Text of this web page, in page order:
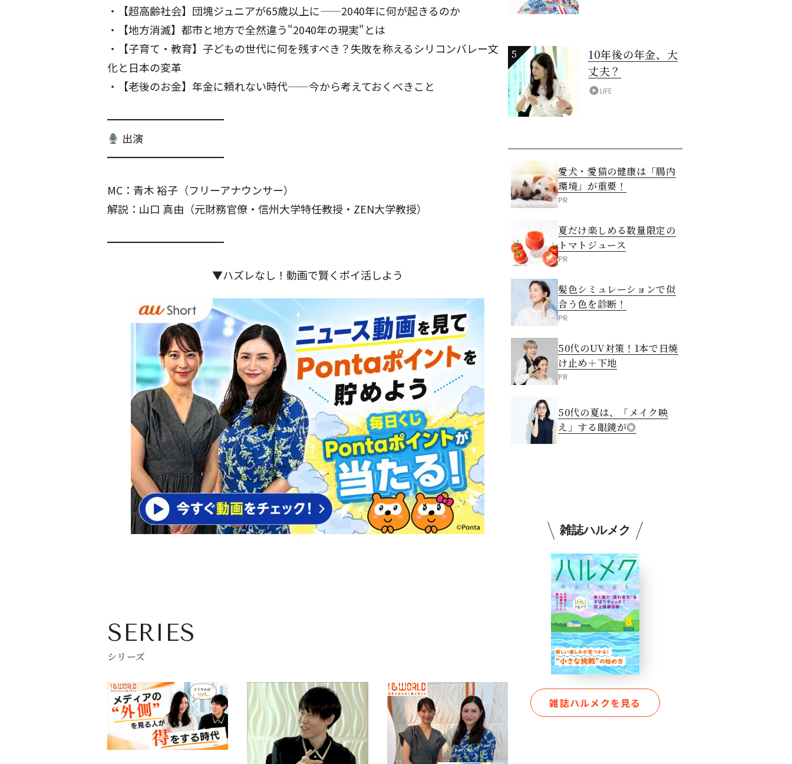
・【超高齢社会】団塊ジュニアが65歳以上に——2040年に何が起きるのか
・【地方消滅】都市と地方で全然違う"2040年の現実"とは
・【子育て・教育】子どもの世代に何を残すべき？失敗を称えるシリコンバレー文
化と日本の変革
・【老後のお金】年金に頼れない時代——今から考えておくべきこと
━━━━━━━━━━━
出演
━━━━━━━━━━━
MC：青木 裕子（フリーアナウンサー）
解説：山口 真由（元財務官僚・信州大学特任教授・ZEN大学教授）
━━━━━━━━━━━
▼ハズレなし！動画で賢くポイ活しよう
SERIES
シリーズ
5
10年後の年金、大
丈夫？
LIFE
愛犬・愛猫の健康は「腸内
環境」が重要！
PR
夏だけ楽しめる数量限定の
トマトジュース
PR
髪色シミュレーションで似
合う色を診断！
PR
50代のUV対策！1本で日焼
け止め＋下地
PR
50代の夏は、「メイク映
え」する眼鏡が◎
雑誌ハルメク
雑誌ハルメクを見る